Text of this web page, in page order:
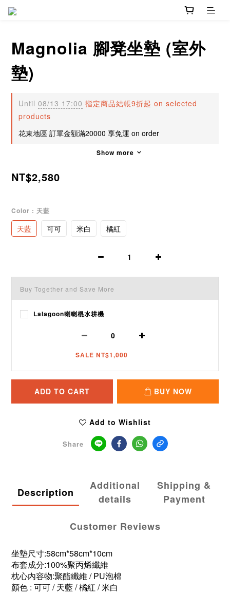
Magnolia 腳凳坐墊 (室外
墊)
Until 08/13 17:00 指定商品結帳9折起 on selected
products
花東地區 訂單金額滿20000 享免運 on order
Show more
NT$2,580
Color : 天藍
天藍 可可 米白 橘紅
Buy Together and Save More
Lalagoon喇喇棍水耕機
SALE NT$1,000
ADD TO CART BUY NOW
Add to Wishlist
Share
Description
Additional
details
Shipping &
Payment
Customer Reviews
坐墊尺寸:58cm*58cm*10cm
布套成分:100%聚丙烯纖維
枕心內容物:聚酯纖維 / PU泡棉
顏色 : 可可 / 天藍 / 橘紅 / 米白